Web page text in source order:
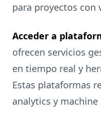
para proyectos
Acceder a
ofrecen servicios
en tiempo real y
Estas plataformas
analytics y